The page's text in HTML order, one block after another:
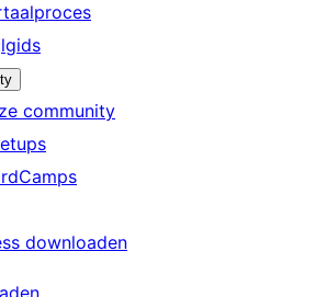
community
downloaden